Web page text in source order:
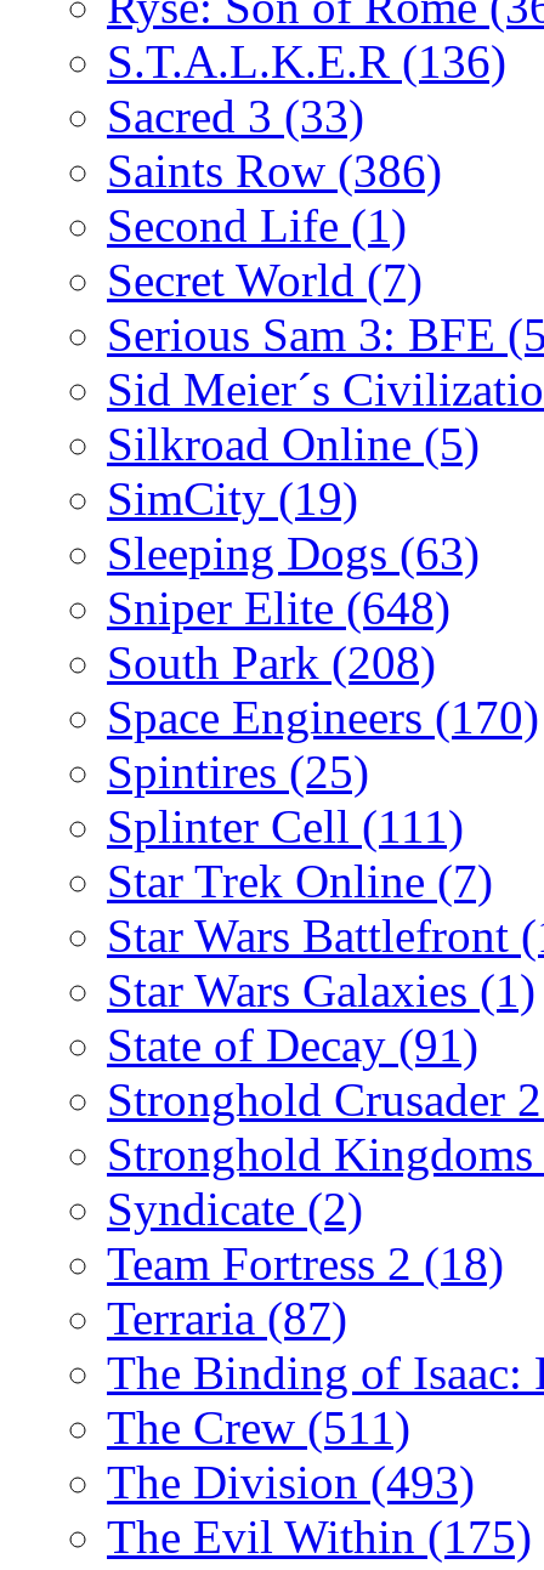
S.T.A.L.K.E.R (136)
Sacred 3 (33)
Saints Row (386)
Second Life (1)
Secret World (7)
Serious Sam 3: BFE
Sid Meier´s
Silkroad Online (5)
SimCity (19)
Sleeping Dogs (63)
Sniper Elite (648)
South Park (208)
Space Engineers (170)
Spintires (25)
Splinter Cell (111)
Star Trek Online (7)
Star Wars Battlefront
Star Wars Galaxies (1)
State of Decay (91)
Stronghold Crusader
Stronghold Kingdoms
Syndicate (2)
Team Fortress 2 (18)
Terraria (87)
The Binding of
The Crew (511)
The Division (493)
The Evil Within (175)